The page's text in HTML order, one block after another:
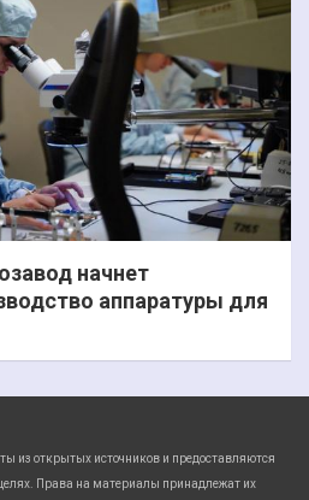
начнет
аппаратуры для
из открытых источников и предоставляются
Права на материалы принадлежат их